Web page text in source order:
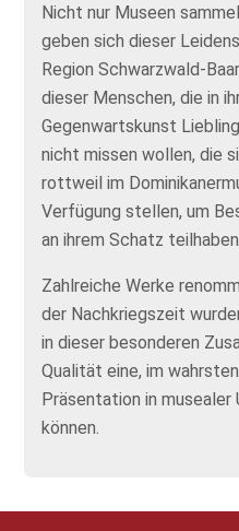
Nicht nur Museen
geben sich dieser
Region Schwarzwald-
dieser Menschen, die in
Gegenwartskunst
nicht missen wollen, die
rottweil im
Verfügung stellen, um
an ihrem Schatz
Zahlreiche Werke
der Nachkriegszeit
in dieser besonderen
Qualität eine, im
Präsentation in musealer
können.